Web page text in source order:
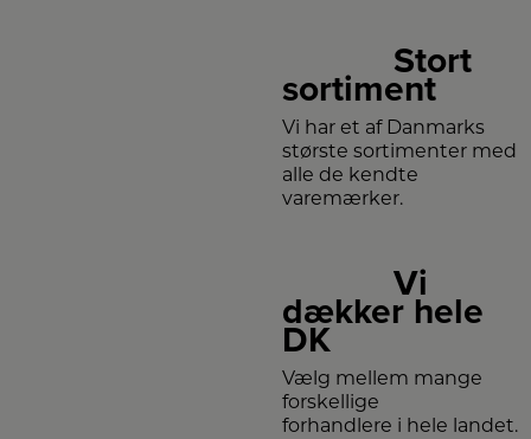
Stort
sortiment
Vi har et af Danmarks
største sortimenter med
alle de kendte
varemærker.
Vi
dækker hele
DK
Vælg mellem mange
forskellige
forhandlere i hele landet.